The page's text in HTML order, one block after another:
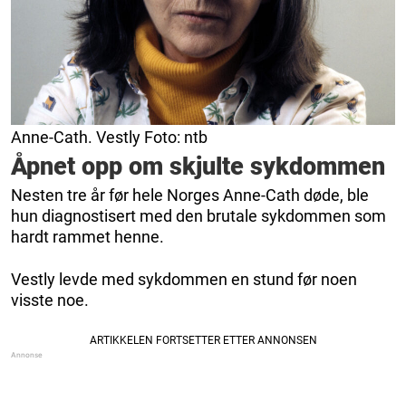
Anne-Cath. Vestly Foto: ntb
Åpnet opp om skjulte sykdommen
Nesten tre år før hele Norges Anne-Cath døde, ble
hun diagnostisert med den brutale sykdommen som
hardt rammet henne.
Vestly levde med sykdommen en stund før noen
visste noe.